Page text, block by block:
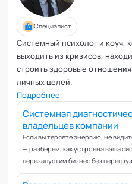
Корпоративная культура
Коучинг команд
Коучинг руководителей
Кризисы
Маркетинговые и PR
Наставничество
Невроз
Обучение и
Ораторское искусство
Специалист
Системный психолог и коуч,
выходить из кризисов,
строить здоровые
личных целей.
Подробнее
Системная
владельцев компании
Если вы теряете энергию, не
— разберём, как устроена ваша
перезапустим бизнес без